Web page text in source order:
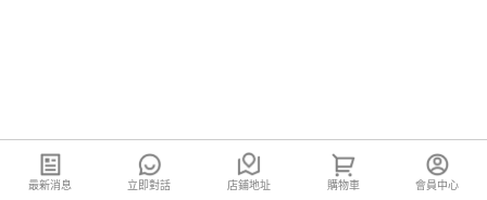
最新消息 立即對話 店鋪地址 購物車 會員中心